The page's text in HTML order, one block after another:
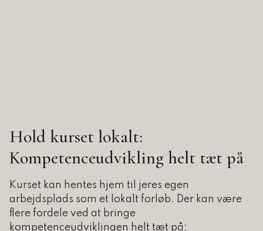
Hold kurset lokalt:
Kompetenceudvikling helt tæt på
Kurset kan hentes hjem til jeres egen
arbejdsplads som et lokalt forløb. Der kan være
flere fordele ved at bringe
kompetenceudviklingen helt tæt på: